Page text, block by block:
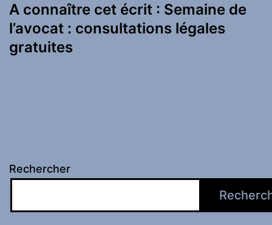
A connaître cet écrit : Semaine de
l’avocat : consultations légales
gratuites
Rechercher